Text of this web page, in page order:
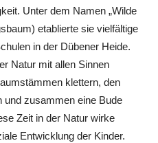
Unter dem Namen „Wilde
etablierte sie vielfältige
in der Dübener Heide.
Natur mit allen Sinnen
klettern, den
und zusammen eine Bude
Zeit in der Natur wirke
Entwicklung der Kinder.